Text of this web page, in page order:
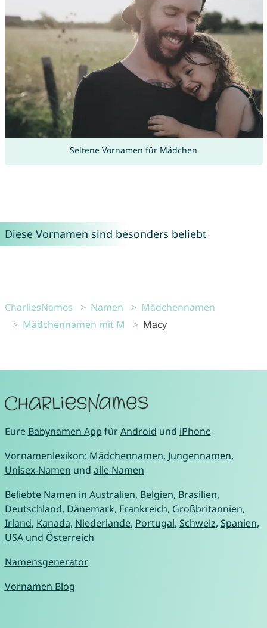
Seltene Vornamen für Mädchen
Diese Vornamen sind besonders beliebt
CharliesNames Namen
Mädchennamen
Mädchennamen mit M
Macy
Eure Babynamen App fürAndroid und iPhone
Vornamenlexikon: Mädchennamen, Jungennamen,
Unisex-Namen und alle Namen
Beliebte Namen in Australien, Belgien, Brasilien,
Deutschland, Dänemark, Frankreich, Großbritannien,
Irland, Kanada, Niederlande, Portugal, Schweiz, Spanien,
USAund Österreich
Namensgenerator
Vornamen Blog